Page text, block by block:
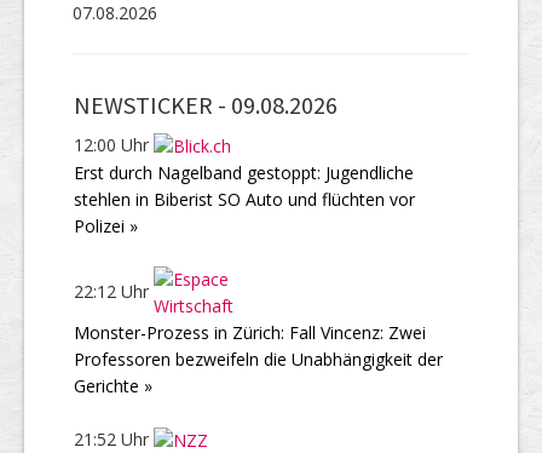
07.08.2026
NEWSTICKER - 09.08.2026
12:00 Uhr
Erst durch Nagelband gestoppt: Jugendliche
stehlen in Biberist SO Auto und flüchten vor
Polizei »
22:12 Uhr
Monster-Prozess in Zürich: Fall Vincenz: Zwei
Professoren bezweifeln die Unabhängigkeit der
Gerichte »
21:52 Uhr